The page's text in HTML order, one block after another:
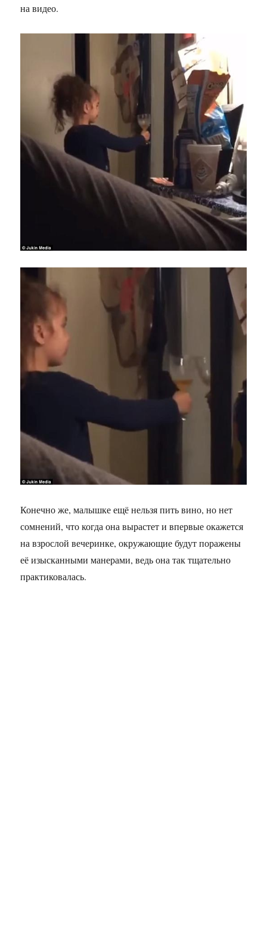
на видео.
Конечно же, малышке ещё нельзя пить вино, но нет
сомнений, что когда она вырастет и впервые окажется
на взрослой вечеринке, окружающие будут поражены
её изысканными манерами, ведь она так тщательно
практиковалась.